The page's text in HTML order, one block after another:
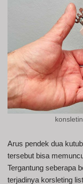
Arus pendek dua
tersebut bisa
Tergantung seberapa
terjadinya korsleting